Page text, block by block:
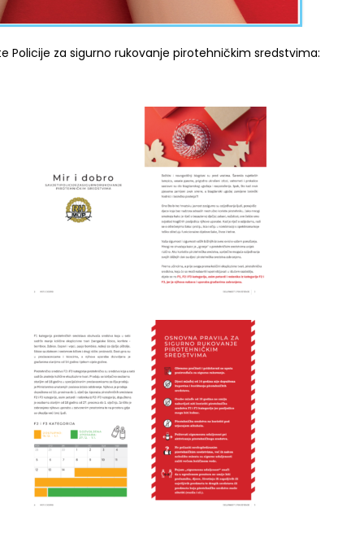
Policije za sigurno rukovanje pirotehničkim sredstvima: